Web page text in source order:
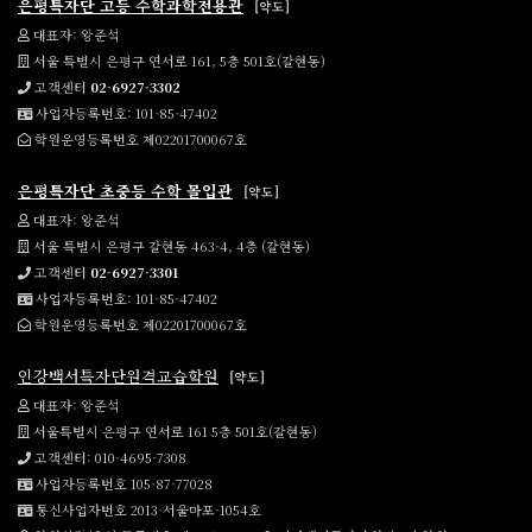
은평특자단 고등 수학과학전용관
[약도]
대표자: 왕준석
서울 특별시 은평구 연서로 161, 5층 501호(갈현동)
고객센터 02-6927-3302
사업자등록번호: 101-85-47402
학원운영등록번호 제02201700067호
은평특자단 초중등 수학 몰입관
[약도]
대표자: 왕준석
서울 특별시 은평구 갈현동 463-4, 4층 (갈현동)
고객센터 02-6927-3301
사업자등록번호: 101-85-47402
학원운영등록번호 제02201700067호
인강백서특자단원격교습학원
[약도]
대표자: 왕준석
서울특별시 은평구 연서로 161 5층 501호(갈현동)
고객센터: 010-4695-7308
사업자등록번호 105-87-77028
통신사업자번호 2013-서울마포-1054호